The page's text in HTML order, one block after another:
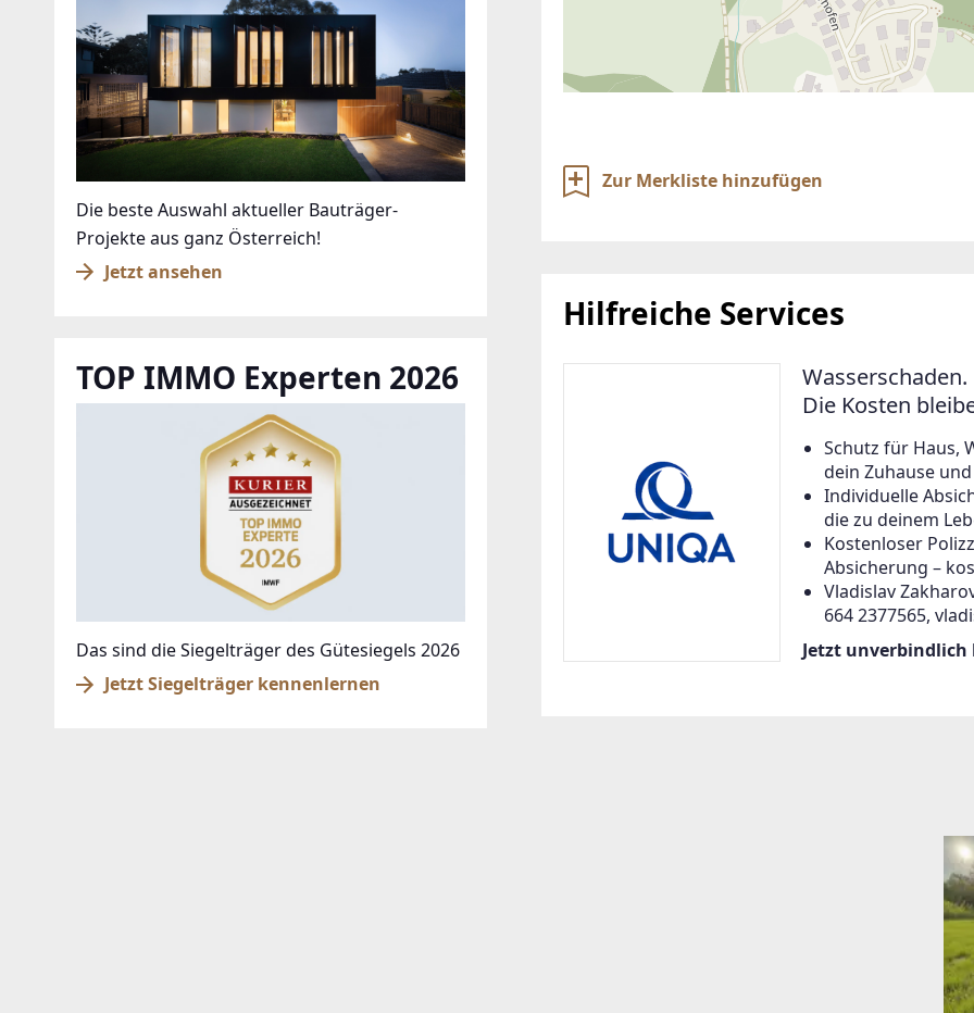
Zur Merkliste hinzufügen
Hilfreiche Services
Die Kosten
Schutz für Haus,
dein Zuhause
Individuelle
die zu deinem
Kostenloser
Absicherung –
Vladislav
664 2377565,
Jetzt unverbindlich
Die beste Auswahl aktueller Bauträger-
Projekte aus ganz Österreich!
Jetzt ansehen
TOP IMMO Experten 2026
Das sind die Siegelträger des Gütesiegels 2026
Jetzt Siegelträger kennenlernen